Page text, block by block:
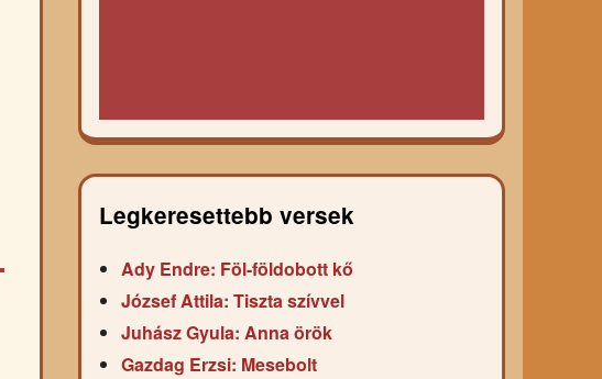
Legkeresettebb versek
Ady Endre: Föl-földobott kő
József Attila: Tiszta szívvel
Juhász Gyula: Anna örök
Gazdag Erzsi: Mesebolt